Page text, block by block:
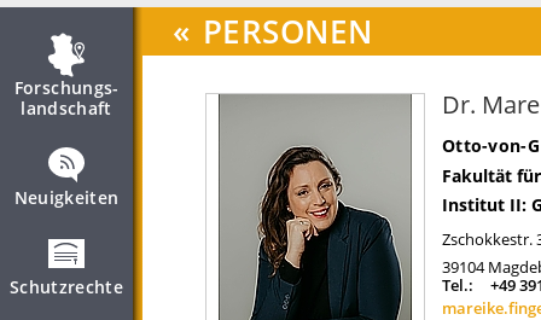
Forschungs­
landschaft
Neuigkeiten
Schutzrechte
« PERSONEN
Dr.
Otto-von-
Fakultät
Institut II:
Zschokkestr.
39104
Tel.:
+49